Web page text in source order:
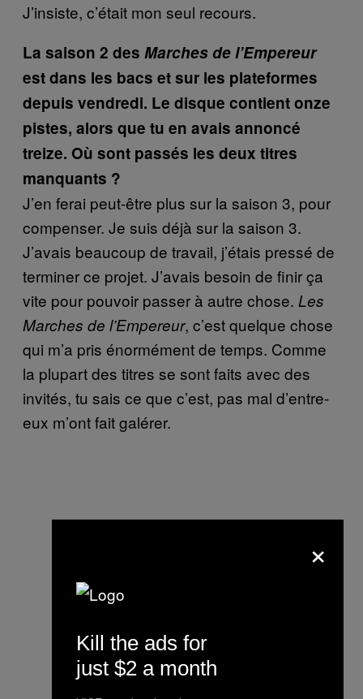
J’insiste, c’était mon seul recours.
La saison 2 des Marches de l’Empereur
est dans les bacs et sur les plateformes
depuis vendredi. Le disque contient onze
pistes, alors que tu en avais annoncé
treize. Où sont passés les deux titres
manquants ?
J’en ferai peut-être plus sur la saison 3, pour
compenser. Je suis déjà sur la saison 3.
J’avais beaucoup de travail, j’étais pressé de
terminer ce projet. J’avais besoin de finir ça
vite pour pouvoir passer à autre chose. Les
Marches de l’Empereur, c’est quelque chose
qui m’a pris énormément de temps. Comme
la plupart des titres se sont faits avec des
invités, tu sais ce que c’est, pas mal d’entre-
eux m’ont fait galérer.
×
Kill the ads for
just $2 a month